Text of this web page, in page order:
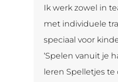
Ik werk zowel in
met individuele
speciaal voor
‘Spelen vanuit je
leren Spelletjes te